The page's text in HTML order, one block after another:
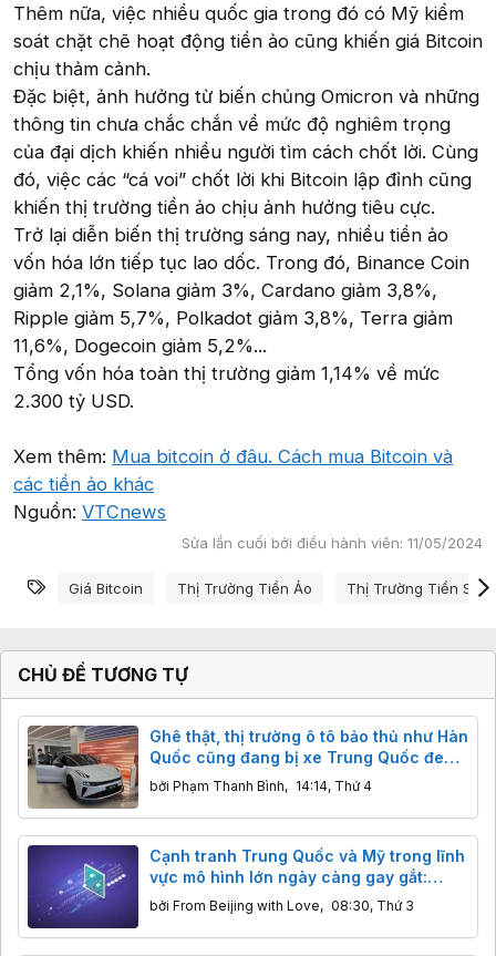
Thêm nữa, việc nhiều quốc gia trong đó có Mỹ kiểm
soát chặt chẽ hoạt động tiền ảo cũng khiến giá Bitcoin
chịu thảm cảnh.
Đặc biệt, ảnh hưởng từ biến chủng Omicron và những
thông tin chưa chắc chắn về mức độ nghiêm trọng
của đại dịch khiến nhiều người tìm cách chốt lời. Cùng
đó, việc các “cá voi” chốt lời khi Bitcoin lập đỉnh cũng
khiến thị trường tiền ảo chịu ảnh hưởng tiêu cực.
Trở lại diễn biến thị trường sáng nay, nhiều tiền ảo
vốn hóa lớn tiếp tục lao dốc. Trong đó, Binance Coin
giảm 2,1%, Solana giảm 3%, Cardano giảm 3,8%,
Ripple giảm 5,7%, Polkadot giảm 3,8%, Terra giảm
11,6%, Dogecoin giảm 5,2%...
Tổng vốn hóa toàn thị trường giảm 1,14% về mức
2.300 tỷ USD.
Xem thêm: Mua bitcoin ở đâu. Cách mua Bitcoin và
các tiền ảo khác
Nguồn: VTCnews
Sửa lần cuối bởi điều hành viên: 11/05/2024
Từ khóa
Giá Bitcoin Thị Trường Tiền Ảo Thị Trường Tiền Số
CHỦ ĐỀ TƯƠNG TỰ
Ghê thật, thị trường ô tô bảo thủ như Hàn
Quốc cũng đang bị xe Trung Quốc đe
dọa
bởi Phạm Thanh Bình, 14:14, Thứ 4
Cạnh tranh Trung Quốc và Mỹ trong lĩnh
vực mô hình lớn ngày càng gay gắt:
Hàng Mỹ giảm giá mạnh để cạnh tranh
với Kimi và DeepSeek
bởi From Beijing with Love, 08:30, Thứ 3